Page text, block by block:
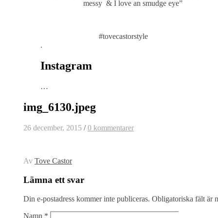
messy & I love an smudge eye”
#tovecastorstyle
.
Instagram
…
img_6130.jpeg
26 december, 2015 / 0 kommentarer
Av Tove Castor
Lämna ett svar
Din e-postadress kommer inte publiceras. Obligatoriska fält är
Namn *